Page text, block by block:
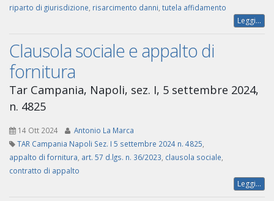
riparto di giurisdizione risarcimento danni tutela affidamento
Leggi...
Clausola sociale e appalto di
fornitura
Tar Campania, Napoli, sez. I, 5 settembre 2024,
n. 4825
14 Ott 2024
Antonio La Marca
TAR Campania Napoli Sez. I 5 settembre 2024 n. 4825
appalto di fornitura art. 57 d.lgs. n. 36/2023 clausola sociale
contratto di appalto
Leggi...